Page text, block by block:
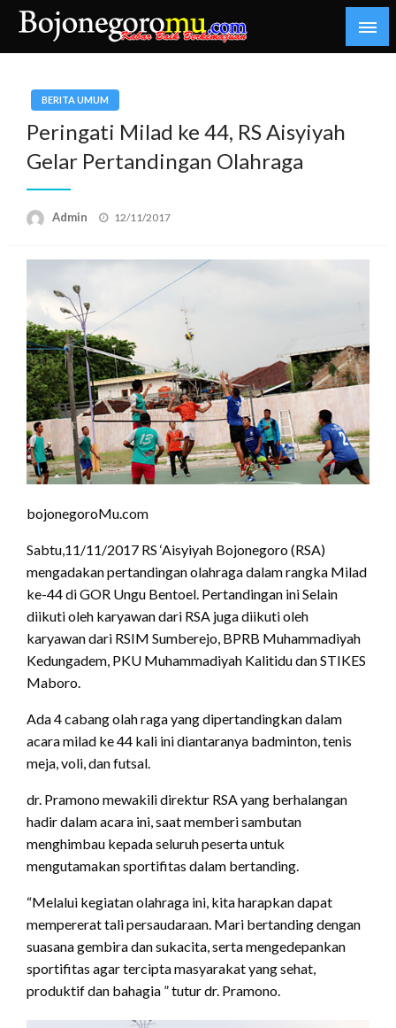
Skip
content
Kabar Baik Berkemajuan
BERITA UMUM
Peringati Milad ke 44, RS Aisyiyah
Gelar Pertandingan Olahraga
Admin
Posted
12/11/2017
bojonegoroMu.com
Sabtu,11/11/2017 RS ‘Aisyiyah Bojonegoro (RSA)
mengadakan pertandingan olahraga dalam rangka Milad
ke-44 di GOR Ungu Bentoel. Pertandingan ini Selain
diikuti oleh karyawan dari RSA juga diikuti oleh
karyawan dari RSIM Sumberejo, BPRB Muhammadiyah
Kedungadem, PKU Muhammadiyah Kalitidu dan STIKES
Maboro.
Ada 4 cabang olah raga yang dipertandingkan dalam
acara milad ke 44 kali ini diantaranya badminton, tenis
meja, voli, dan futsal.
dr. Pramono mewakili direktur RSA yang berhalangan
hadir dalam acara ini, saat memberi sambutan
menghimbau kepada seluruh peserta untuk
mengutamakan sportifitas dalam bertanding.
“Melalui kegiatan olahraga ini, kita harapkan dapat
mempererat tali persaudaraan. Mari bertanding dengan
suasana gembira dan sukacita, serta mengedepankan
sportifitas agar tercipta masyarakat yang sehat,
produktif dan bahagia ” tutur dr. Pramono.